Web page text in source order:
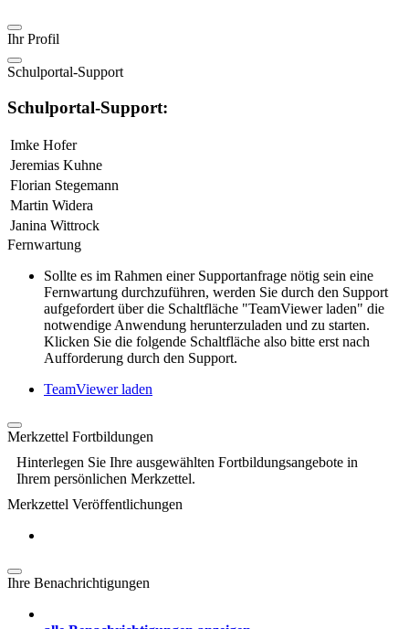
Ihr Profil
Schulportal-Support
Schulportal-Support:
Imke Hofer
Jeremias Kuhne
Florian Stegemann
Martin Widera
Janina Wittrock
Fernwartung
Sollte es im Rahmen einer Supportanfrage nötig sein eine
Fernwartung durchzuführen, werden Sie durch den Support
aufgefordert über die Schaltfläche "TeamViewer laden" die
notwendige Anwendung herunterzuladen und zu starten.
Klicken Sie die folgende Schaltfläche also bitte erst nach
Aufforderung durch den Support.
TeamViewer laden
Merkzettel Fortbildungen
Hinterlegen Sie Ihre ausgewählten Fortbildungsangebote in
Ihrem persönlichen Merkzettel.
Merkzettel Veröffentlichungen
Ihre Benachrichtigungen